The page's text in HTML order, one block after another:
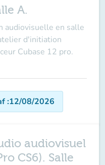
A.
audiovisuelle en salle
d'initiation
Cubase 12 pro.
:12/08/2026
audiovisuel
CS6). Salle